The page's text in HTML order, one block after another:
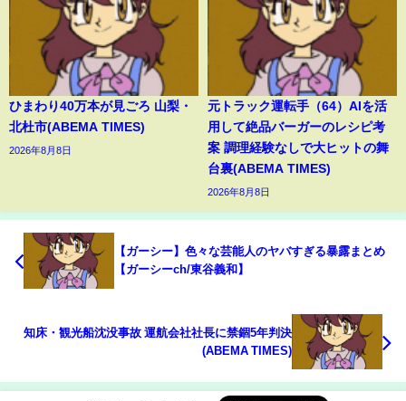
ひまわり40万本が見ごろ 山梨・
北杜市(ABEMA TIMES)
2026年8月8日
元トラック運転手（64）AIを活
用して絶品バーガーのレシピ考
案 調理経験なしで大ヒットの舞
台裏(ABEMA TIMES)
2026年8月8日
【ガーシー】色々な芸能人のヤバすぎる暴露まとめ
【ガーシーch/東谷義和】
知床・観光船沈没事故 運航会社社長に禁錮5年判決
(ABEMA TIMES)